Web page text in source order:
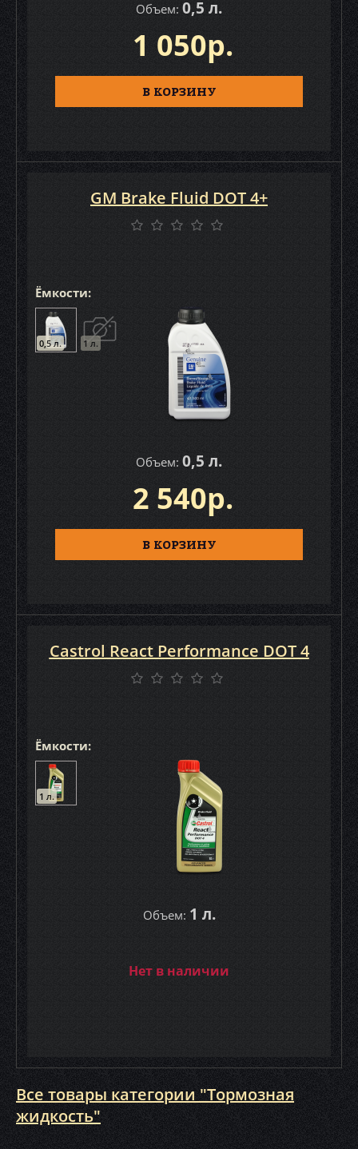
Объем: 0,5 л.
1 050р.
В КОРЗИНУ
Ёмкости:
0,5 л. 1 л.
Объем: 0,5 л.
GM Brake Fluid DOT 4+
2 540р.
В КОРЗИНУ
Ёмкости:
1 л.
Объем: 1 л.
Castrol React Performance DOT 4
Нет в наличии
Все товары категории "Тормозная
жидкость"